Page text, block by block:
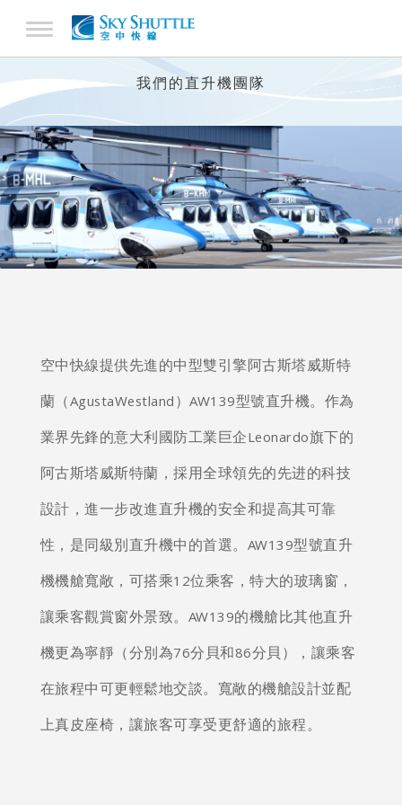
我們的直升機團隊
空中快線提供先進的中型雙引擎阿古斯塔威斯特
蘭（AgustaWestland）AW139型號直升機。作為
業界先鋒的意大利國防工業巨企Leonardo旗下的
阿古斯塔威斯特蘭，採用全球領先的先进的科技
設計，進一步改進直升機的安全和提高其可靠
性，是同級別直升機中的首選。AW139型號直升
機機艙寬敞，可搭乘12位乘客，特大的玻璃窗，
讓乘客觀賞窗外景致。AW139的機艙比其他直升
機更為寧靜（分別為76分貝和86分貝），讓乘客
在旅程中可更輕鬆地交談。寬敞的機艙設計並配
上真皮座椅，讓旅客可享受更舒適的旅程。